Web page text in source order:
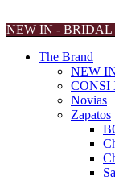
NEW IN - BRIDAL
The Brand
NEW
CONSI
Novias
Zapatos